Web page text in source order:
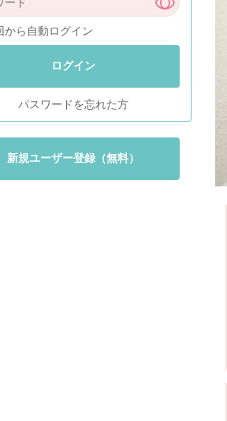
から自動ログイン
ログイン
パスワードを忘れた方
新規ユーザー登録（無料）